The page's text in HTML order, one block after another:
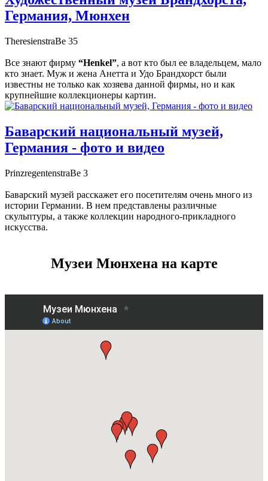
Германия, Мюнхен
TheresienstraBe 35
Все знают фирму “Henkel”, а вот кто был ее владельцем, мало
кто знает. Муж и жена Анетта и Удо Брандхорст были
известны не только как хозяева данной фирмы, но и как
крупнейшие коллекционеры картин.
Баварский национальный музей,
Германия - фото и видео
PrinzregentenstraBe 3
Баварский музей расскажет его посетителям очень много из
истории Германии. В нем представлены различные
скульптуры, а также коллекции народного-прикладного
искусства.
Музеи Мюнхена на карте